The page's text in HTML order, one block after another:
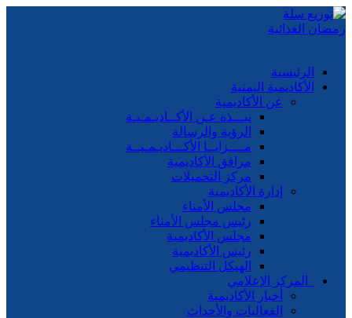
الرئيسية
الأكاديمية اليمنية
عن الأكاديمية
نبـــذة عـن الأكــاديـمـيـة
الرؤية والرسالة
مــــزايــا الأكـــاديـمـيــة
مرافق الأكاديمية
مركز التحميلات
إدارة الأكاديمية
مجلس الأمناء
رئيس مجلس الأمناء
مجلس الأكاديمية
رئيس الأكاديمية
الهيكل التنظيمي
المركز الإعلامي
أخبار الأكاديمية
الفعاليات والأحداث